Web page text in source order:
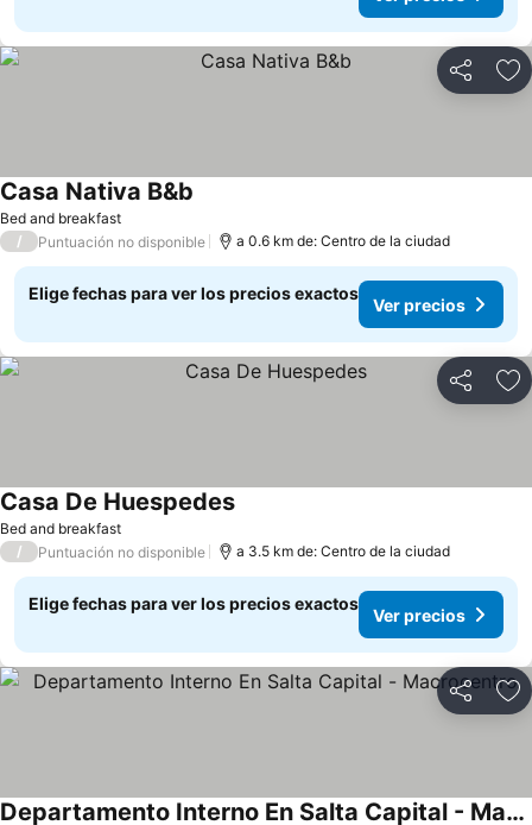
Compartir
Bed and breakfast
Casa Nativa B&b
/ Puntuación no disponible a 0.6 km de: Centro de la ciudad
Elige fechas para ver los precios exactos
Ver precios
Compartir
Bed and breakfast
Casa De HuespedesVer precios
/ Puntuación no disponible a 3.5 km de: Centro de la ciudad
Elige fechas para ver los precios exactos
Ver precios
Compartir
Departamento Interno En Salta Capital - Macrocentro